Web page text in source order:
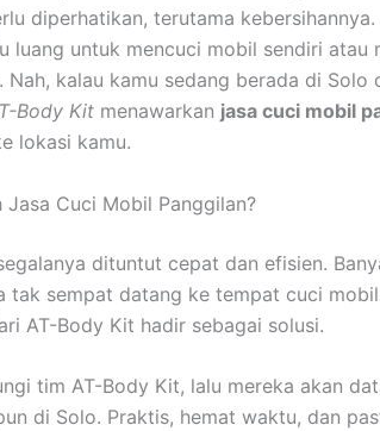
diperhatikan, terutama
luang untuk mencuci mobil sendiri atau
kalau kamu sedang berada di Solo
Body Kit menawarkan jasa cuci mobil
lokasi kamu.
Jasa Cuci Mobil Panggilan?
dituntut cepat dan efisien.
tak sempat datang ke tempat cuci
AT-Body Kit hadir sebagai solusi.
tim AT-Body Kit, lalu mereka akan
di Solo. Praktis, hemat waktu, dan